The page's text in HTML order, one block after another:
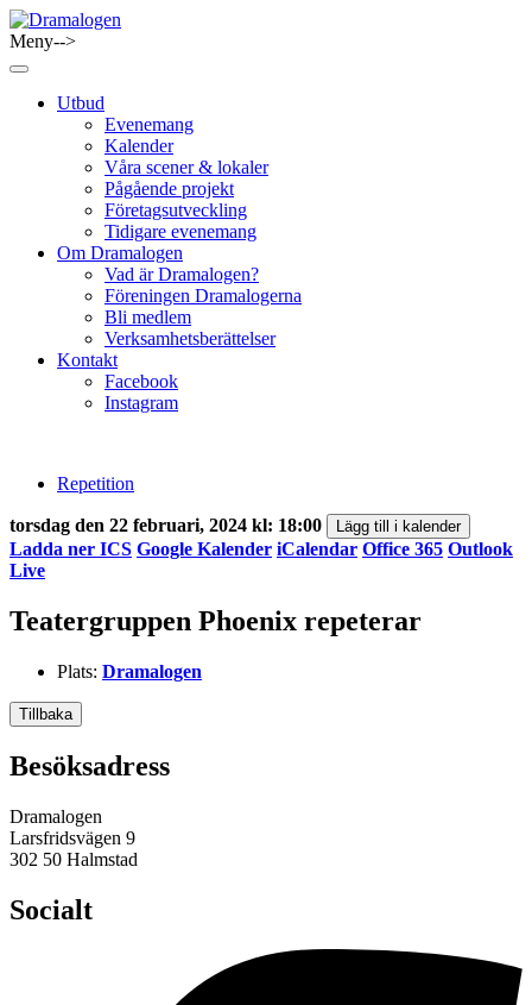
Skip
to
content
Meny-->
Utbud
Evenemang
Kalender
Våra scener & lokaler
Pågående projekt
Företagsutveckling
Tidigare evenemang
Om Dramalogen
Vad är Dramalogen?
Föreningen Dramalogerna
Bli medlem
Verksamhetsberättelser
Kontakt
Facebook
Instagram
Repetition
torsdag den 22 februari, 2024 kl: 18:00 Lägg till i kalender
Ladda ner ICS Google Kalender iCalendar Office 365 Outlook
Live
Teatergruppen Phoenix repeterar
Plats: Dramalogen
Tillbaka
Besöksadress
Dramalogen
Larsfridsvägen 9
302 50 Halmstad
Socialt